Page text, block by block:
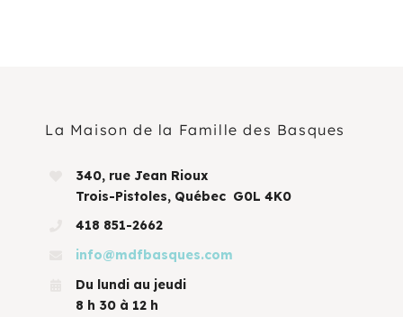
La Maison de la Famille des Basques
340, rue Jean Rioux
Trois-Pistoles, Québec G0L 4K0
418 851-2662
info@mdfbasques.com
Du lundi au jeudi
8 h 30 à 12 h